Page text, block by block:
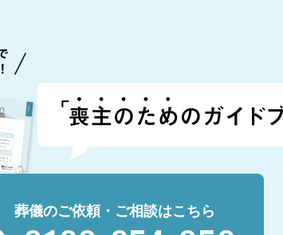
葬儀のご依頼・ご相談はこちら